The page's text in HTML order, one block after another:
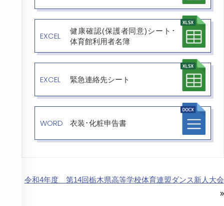
EXCEL
健康確認(保護者同意)シート･
体育館利用者名簿
EXCEL 緊急連絡先シート
WORD 衣装･化粧申告書
令和4年度 第14回栃木県高等学校体育連盟ダンス新人大会
»